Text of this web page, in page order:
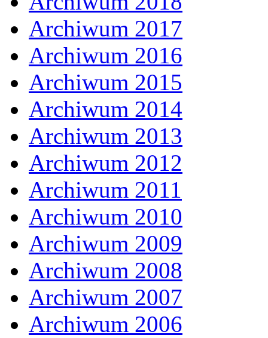
Archiwum 2017
Archiwum 2016
Archiwum 2015
Archiwum 2014
Archiwum 2013
Archiwum 2012
Archiwum 2011
Archiwum 2010
Archiwum 2009
Archiwum 2008
Archiwum 2007
Archiwum 2006